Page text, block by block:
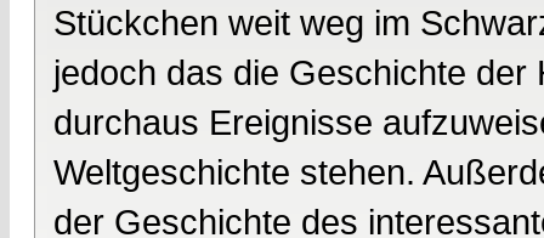
Stückchen weit weg im
jedoch das die Geschichte
durchaus Ereignisse
Weltgeschichte stehen.
der Geschichte des